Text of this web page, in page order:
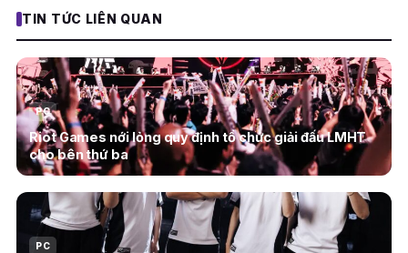
TIN TỨC LIÊN QUAN
PC
Riot Games nới lỏng quy định tổ chức giải đấu LMHT
cho bên thứ ba
PC